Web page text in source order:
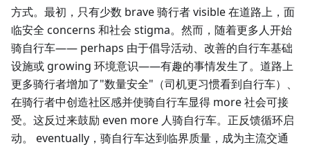
方式。最初，只有少数 brave 骑行者 visible 在道路上，面
临安全 concerns 和社会 stigma。然而，随着更多人开始
骑自行车—— perhaps 由于倡导活动、改善的自行车基础
设施或 growing 环境意识——有趣的事情发生了。道路上
更多骑行者增加了"数量安全"（司机更习惯看到自行车）、
在骑行者中创造社区感并使骑自行车显得 more 社会可接
受。这反过来鼓励 even more 人骑自行车。正反馈循环启
动。 eventually，骑自行车达到临界质量，成为主流交通